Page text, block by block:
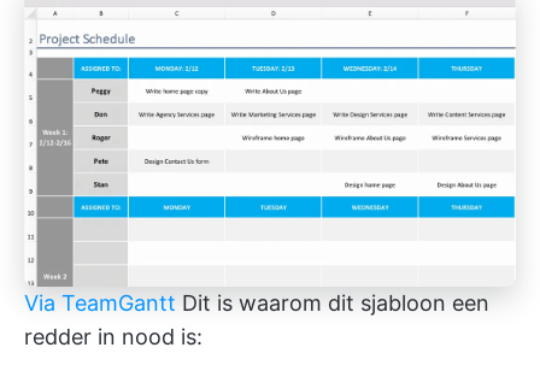
Via TeamGantt Dit is waarom dit sjabloon een
redder in nood is: